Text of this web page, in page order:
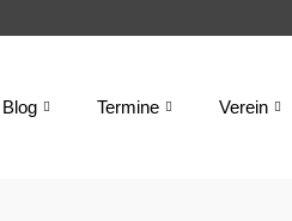
Blog Termine Verein